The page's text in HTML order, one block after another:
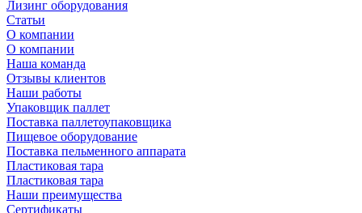
Лизинг оборудования
Статьи
О компании
О компании
Наша команда
Отзывы клиентов
Наши работы
Упаковщик паллет
Поставка паллетоупаковщика
Пищевое оборудование
Поставка пельменного аппарата
Пластиковая тара
Пластиковая тара
Наши преимущества
Сертификаты